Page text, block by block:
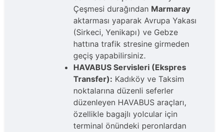
Çeşmesi durağından Marmaray
aktarması yaparak Avrupa Yakası
(Sirkeci, Yenikapı) ve Gebze
hattına trafik stresine girmeden
geçiş yapabilirsiniz.
HAVABUS Servisleri (Ekspres
Transfer): Kadıköy ve Taksim
noktalarına düzenli seferler
düzenleyen HAVABUS araçları,
özellikle bagajlı yolcular için
terminal önündeki peronlardan